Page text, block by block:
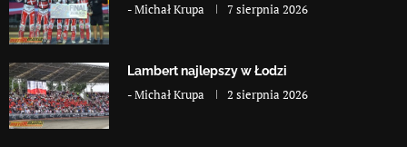
-Michał Krupa 7 sierpnia 2026
Lambert najlepszy w Łodzi
-Michał Krupa 2 sierpnia 2026